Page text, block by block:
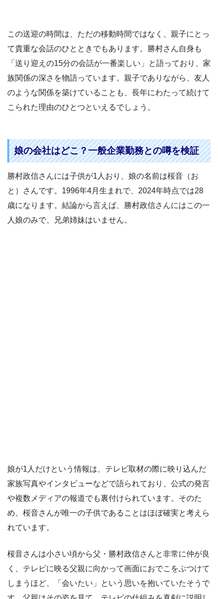
この送迎の時間は、ただの移動時間ではなく、親子にとっ
て貴重な会話のひとときでもあります。勝村さん自身も
「送り迎えの15分の会話が一番楽しい」と語っており、家
族関係の深さを物語っています。親子でありながら、友人
のような関係を築けていることも、長年にわたって続けて
こられた理由のひとつといえるでしょう。
娘の会社はどこ？一般企業勤務との噂を検証
勝村政信さんには子供が1人おり、娘の名前は桜音（お
と）さんです。1996年4月生まれで、2024年時点では28
歳になります。結論から言えば、勝村政信さんにはこの一
人娘のみで、兄弟姉妹はいません。
娘が1人だけという情報は、テレビ取材の際に映り込んだ
家族写真やインタビューなどで語られており、公式の発言
や複数メディアの報道でも裏付けられています。そのた
め、桜音さんが唯一の子供であることはほぼ確実と考えら
れています。
桜音さんは小さい頃から父・勝村政信さんと非常に仲が良
く、テレビに映る父親に向かって画面におでこをぶつけて
しまうほど、「会いたい」という思いを抱いていたそうで